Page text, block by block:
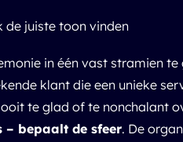
de juiste toon vinden
in één vast stramien
klant die een unieke
te glad of te nonchalant
– bepaalt de sfeer. De